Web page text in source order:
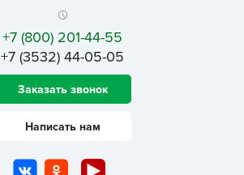
+7 (800) 201-44-55
+7 (3532) 44-05-05
Заказать звонок
Написать нам